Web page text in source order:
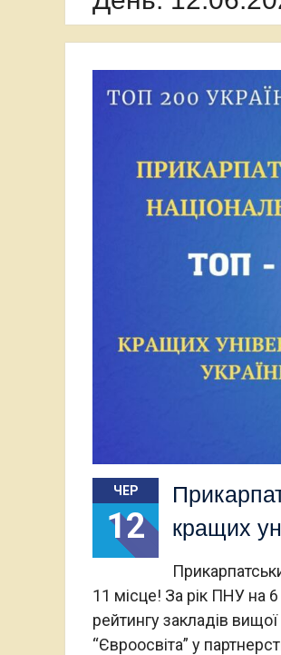
ЧЕР
12
кращих
11 місце! За рік ПНУ на
рейтингу закладів
“Євроосвіта” у